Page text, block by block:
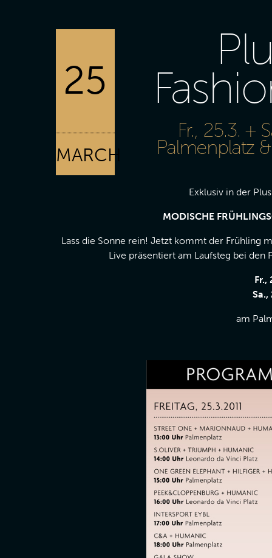
25
MARCH
Fr., 25.3. +
Palmenplatz
Exklusiv in der
MODISCHE
Lass die Sonne rein! Jetzt kommt der Frühling
Live präsentiert am Laufsteg bei den
Fr.,
Sa.,
am